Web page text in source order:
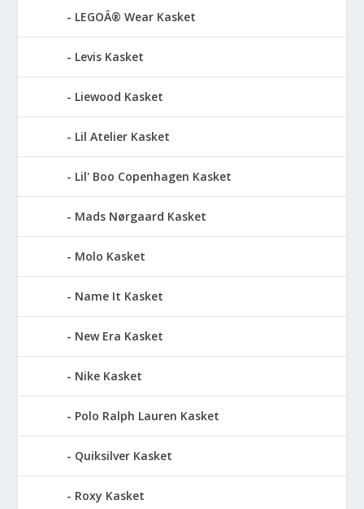
LEGOÂ® Wear Kasket
Levis Kasket
Liewood Kasket
Lil Atelier Kasket
Lil' Boo Copenhagen Kasket
Mads Nørgaard Kasket
Molo Kasket
Name It Kasket
New Era Kasket
Nike Kasket
Polo Ralph Lauren Kasket
Quiksilver Kasket
Roxy Kasket